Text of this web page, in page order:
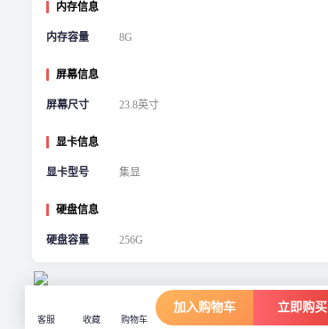
内存信息
内存容量 8G
屏幕信息
屏幕尺寸 23.8英寸
显卡信息
显卡型号 集显
硬盘信息
硬盘容量 256G
客服 收藏 购物车
加入购物车 立即购买